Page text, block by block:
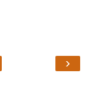
›